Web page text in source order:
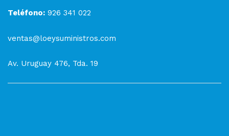
Teléfono: 926 341 022
ventas@loeysuministros.com
Av. Uruguay 476, Tda. 19